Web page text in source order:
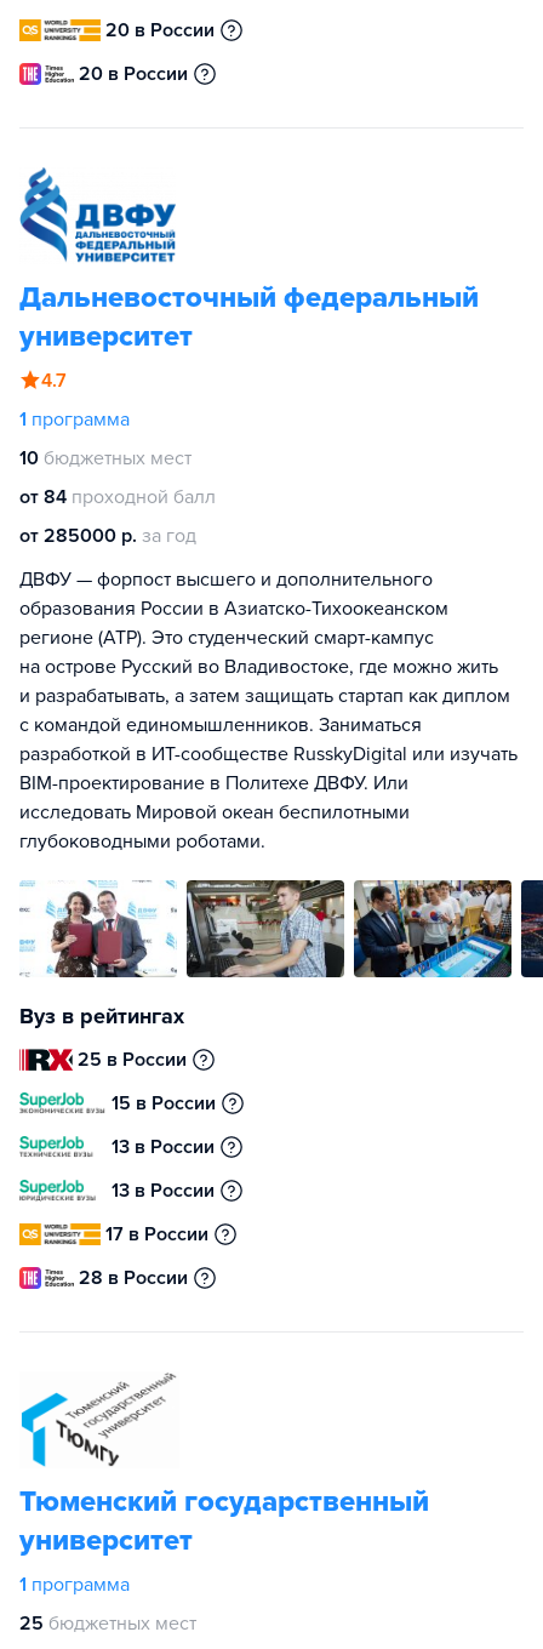
20 в России
20 в России
Дальневосточный федеральный
университет
4.7
1 программа
10 бюджетных мест
от 84 проходной балл
от 285000 р. за год
ДВФУ — форпост высшего и дополнительного
образования России в Азиатско-Тихоокеанском
регионе (АТР). Это студенческий смарт-кампус
на острове Русский во Владивостоке, где можно жить
и разрабатывать, а затем защищать стартап как диплом
с командой единомышленников. Заниматься
разработкой в ИТ-сообществе RusskyDigital или изучать
BIM-проектирование в Политехе ДВФУ. Или
исследовать Мировой океан беспилотными
глубоководными роботами.
Вуз в рейтингах
25 в России
15 в России
13 в России
13 в России
17 в России
28 в России
Тюменский государственный
университет
1 программа
25 бюджетных мест